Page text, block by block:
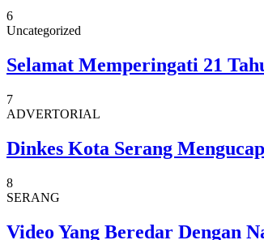
6
Uncategorized
Selamat Memperingati 21
7
ADVERTORIAL
Dinkes Kota Serang
8
SERANG
Video Yang Beredar Dengan